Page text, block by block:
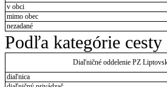
v obci
mimo obec
nezadané
Podľa kategórie cesty
Diaľničné oddelenie PZ
diaľnica